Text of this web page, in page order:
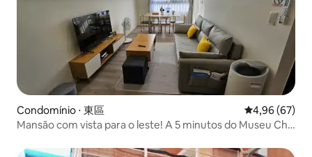
Condomínio ⋅ 東區 4,96 de uma
4,96 (67)
Mansão com vista para o leste! A 5 minutos do Museu Chi
aquecimento, 2 quartos, 1 sofá-cama, 2 banheiros e 1